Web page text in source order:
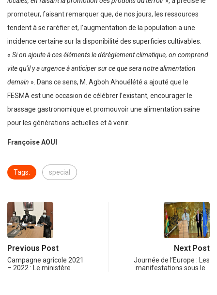
promoteur, faisant remarquer que, de nos jours, les ressources
tendent à se raréfier et, l’augmentation de la population a une
incidence certaine sur la disponibilité des superficies cultivables.
« Si on ajoute à ces éléments le dérèglement climatique, on comprend
vite qu’il y a urgence à anticiper sur ce que sera notre alimentation
demain ». Dans ce sens, M. Agboh Ahouélété a ajouté que le
FESMA est une occasion de célébrer l’existant, encourager le
brassage gastronomique et promouvoir une alimentation saine
pour les générations actuelles et à venir.
Françoise AOUI
Tags: special
Previous Post
Campagne agricole 2021
– 2022 : Le ministère…
Next Post
Journée de l’Europe : Les
manifestations sous le…